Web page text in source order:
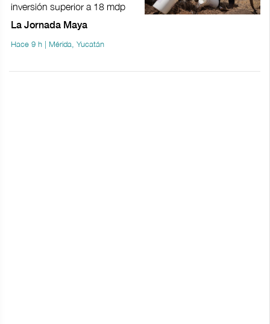
inversión superior a 18 mdp
La Jornada Maya
Hace 9 h | Mérida, Yucatán